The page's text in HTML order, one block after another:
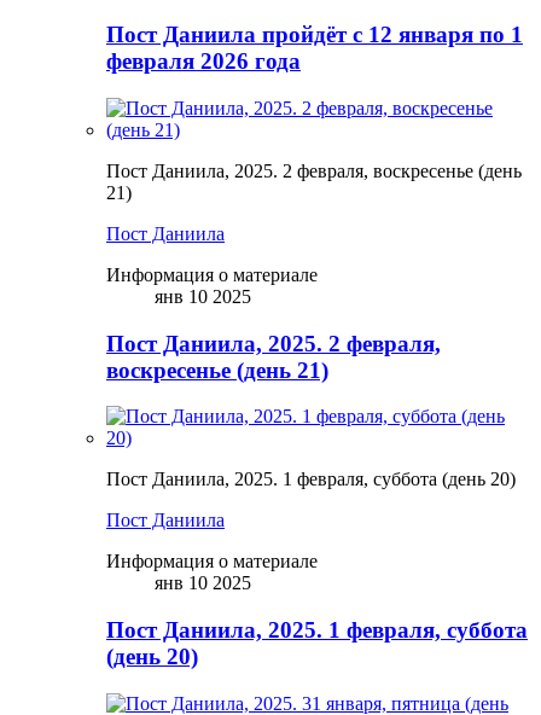
Пост Даниила пройдёт с 12 января по 1
февраля 2026 года
Пост Даниила, 2025. 2 февраля, воскресенье (день
21)
Пост Даниила
Информация о материале
янв 10 2025
Пост Даниила, 2025. 2 февраля,
воскресенье (день 21)
Пост Даниила, 2025. 1 февраля, суббота (день 20)
Пост Даниила
Информация о материале
янв 10 2025
Пост Даниила, 2025. 1 февраля, суббота
(день 20)